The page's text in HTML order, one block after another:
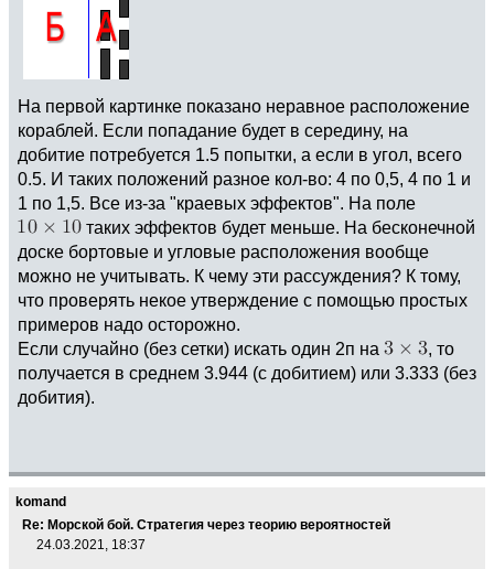
На первой картинке показано неравное расположение
кораблей. Если попадание будет в середину, на
добитие потребуется 1.5 попытки, а если в угол, всего
0.5. И таких положений разное кол-во: 4 по 0,5, 4 по 1 и
1 по 1,5. Все из-за "краевых эффектов". На поле
таких эффектов будет меньше. На бесконечной
доске бортовые и угловые расположения вообще
можно не учитывать. К чему эти рассуждения? К тому,
что проверять некое утверждение с помощью простых
примеров надо осторожно.
Если случайно (без сетки) искать один 2п на
, то
получается в среднем 3.944 (с добитием) или 3.333 (без
добития).
komand
Re: Морской бой. Стратегия через теорию вероятностей
24.03.2021, 18:37